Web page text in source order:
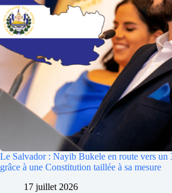
Le Salvador : Nayib Bukele en route vers un
grâce à une Constitution taillée à sa mesure
17 juillet 2026